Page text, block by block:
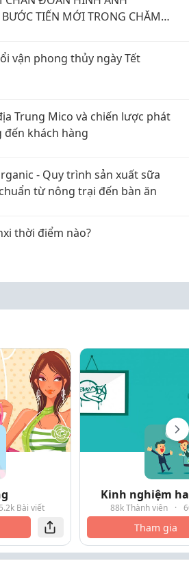
BƯỚC TIẾN MỚI TRONG CHĂM
vận phong thủy ngày Tết
Trung Mico và chiến lược phát
khách hàng
- Quy trình sản xuất sữa
từ nông trại đến bàn ăn
thời điểm nào?
Bài viết
Kinh nghiệm
88k Thành viên ·
Tham gia